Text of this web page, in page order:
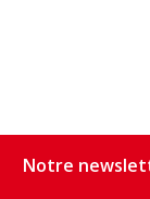
Notre